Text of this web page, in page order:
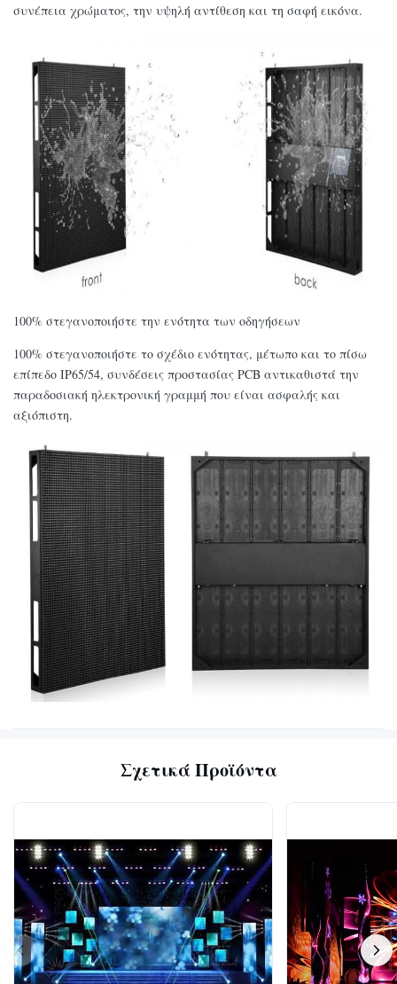
συνέπεια χρώματος, την υψηλή αντίθεση και τη σαφή εικόνα.
100% στεγανοποιήστε την ενότητα των οδηγήσεων
100% στεγανοποιήστε το σχέδιο ενότητας, μέτωπο και το πίσω
επίπεδο IP65/54, συνδέσεις προστασίας PCB αντικαθιστά την
παραδοσιακή ηλεκτρονική γραμμή που είναι ασφαλής και
αξιόπιστη.
Σχετικά Προϊόντα